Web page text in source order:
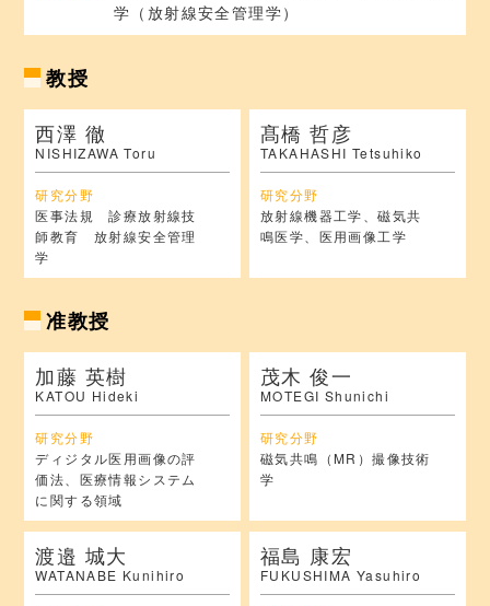
学（放射線安全管理学）
教授
西澤 徹
NISHIZAWA Toru
研究分野
医事法規 診療放射線技
師教育 放射線安全管理
学
髙橋 哲彦
TAKAHASHI Tetsuhiko
研究分野
放射線機器工学、磁気共
鳴医学、医用画像工学
准教授
加藤 英樹
KATOU Hideki
研究分野
ディジタル医用画像の評
価法、医療情報システム
に関する領域
茂木 俊一
MOTEGI Shunichi
研究分野
磁気共鳴（MR）撮像技術
学
渡邉 城大
WATANABE Kunihiro
福島 康宏
FUKUSHIMA Yasuhiro